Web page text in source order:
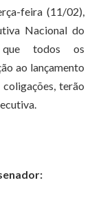
feira (11/02),
Nacional do
todos os
ao lançamento
terão